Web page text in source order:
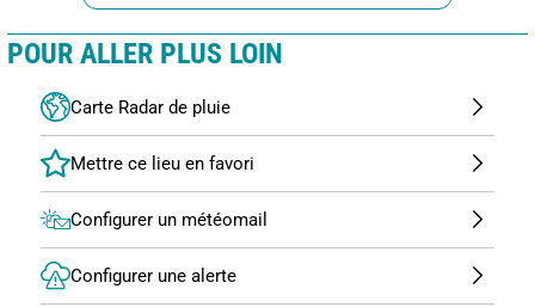
POUR ALLER PLUS LOIN
Carte Radar de pluie
Configurer un météomail
Configurer une alerte